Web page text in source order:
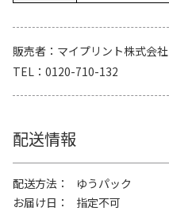
販売者
マイプリント株式会社
TEL
0120-710-132
配送情報
配送方法
ゆうパック
お届け日
指定不可